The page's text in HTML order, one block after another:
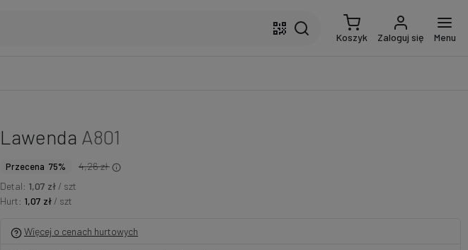
Koszyk Zaloguj się Menu
Lawenda A801
Przecena 75%
4,26 zł
Detal: 1,07 zł/ szt
Hurt: 1,07 zł/ szt
Więcej o cenach hurtowych